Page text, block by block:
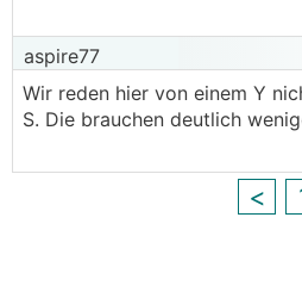
aspire77
Wir reden hier von einem Y
S. Die brauchen deutlich
<